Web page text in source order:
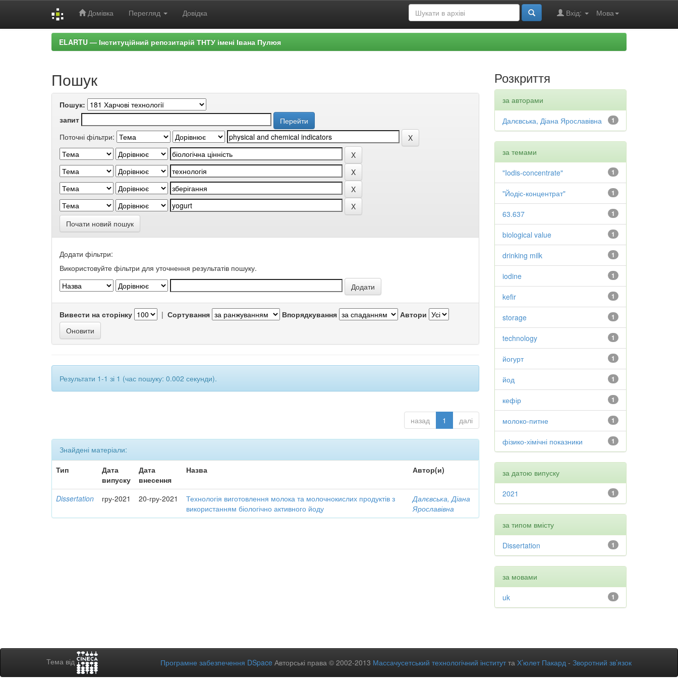
Домівка Перегляд Довідка Мова
Вхід:
ELARTU — Інституційний репозитарій ТНТУ імені Івана Пулюя
Пошук
Пошук:
запит
Поточні фільтри:
Почати новий пошук
Додати фільтри:
Використовуйте фільтри для уточнення результатів пошуку.
Вивести на сторінку | Сортування Впорядкування Автори
Результати 1-1 зі 1 (час пошуку: 0.002 секунди).
назад 1 далі
Знайдені матеріали:
Тип
Дата
випуску
Дата
внесення
Назва Автор(и)
Dissertation гру-2021 20-гру-2021
Технологія виготовлення молока та молочнокислих продуктів з
використанням біологічно активного йоду
Далєвська, Діана
Ярославівна
Розкриття
за авторами
1
Далєвська, Діана Ярославівна
за темами
1
"Iodis-concentrate"
1
"Йодіс-концентрат"
1
63.637
1
biological value
1
drinking milk
1
iodine
1
kefir
1
storage
1
technology
1
йогурт
1
йод
1
кефір
1
молоко-питне
1
фізико-хімічні показники
за датою випуску
1
2021
за типом вмісту
1
Dissertation
за мовами
1
uk
Тема від Програмне забезпечення DSpace Авторські права © 2002-2013 Массачусетський технологічний інститутта Х’юлет Пакард - Зворотний зв’язок